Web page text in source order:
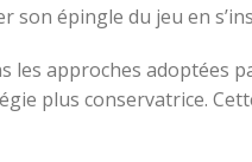
son épingle du jeu en
approches adoptées
plus conservatrice.